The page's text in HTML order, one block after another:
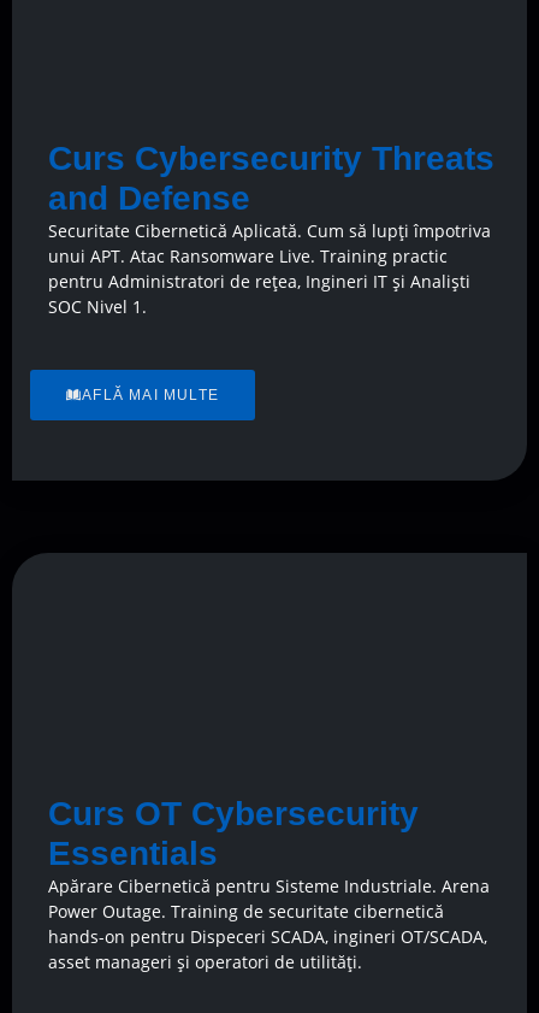
Curs Cybersecurity Threats
and Defense
Securitate Cibernetică Aplicată. Cum să lupți împotriva
unui APT. Atac Ransomware Live. Training practic
pentru Administratori de rețea, Ingineri IT și Analiști
SOC Nivel 1.
AFLĂ MAI MULTE
Curs OT Cybersecurity
Essentials
Apărare Cibernetică pentru Sisteme Industriale. Arena
Power Outage. Training de securitate cibernetică
hands-on pentru Dispeceri SCADA, ingineri OT/SCADA,
asset manageri și operatori de utilități.